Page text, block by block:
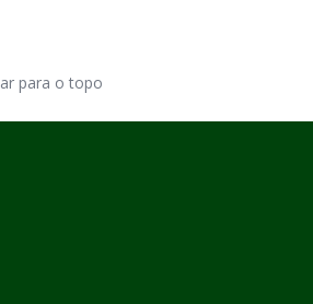
para o topo